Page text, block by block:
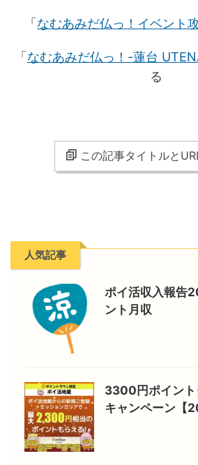
「なむあみだ仏っ！イベント
「なむあみだ仏っ！-蓮台
る
この記事タイトルと
人気記事
ポイ活収入報告
ント月収
3300円ポイント
キャンペーン【